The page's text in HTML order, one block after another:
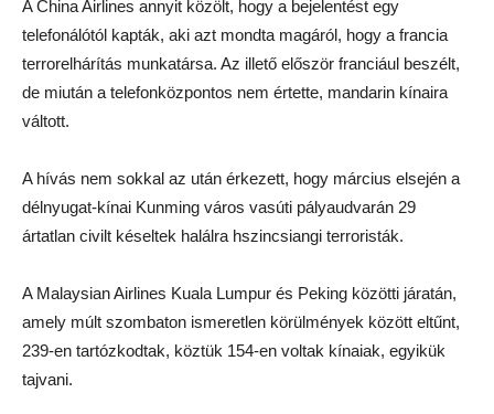
A China Airlines annyit közölt, hogy a bejelentést egy
telefonálótól kapták, aki azt mondta magáról, hogy a francia
terrorelhárítás munkatársa. Az illető először franciául beszélt,
de miután a telefonközpontos nem értette, mandarin kínaira
váltott.
A hívás nem sokkal az után érkezett, hogy március elsején a
délnyugat-kínai Kunming város vasúti pályaudvarán 29
ártatlan civilt késeltek halálra hszincsiangi terroristák.
A Malaysian Airlines Kuala Lumpur és Peking közötti járatán,
amely múlt szombaton ismeretlen körülmények között eltűnt,
239-en tartózkodtak, köztük 154-en voltak kínaiak, egyikük
tajvani.